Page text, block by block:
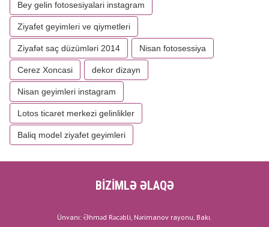
Bey gelin fotosesiyalari instagram
Ziyafet geyimleri ve qiymetleri
Ziyafət saç düzümləri 2014 Nisan fotosessiya
Cerez Xoncasi dekor dizayn
Nisan geyimleri instagram
Lotos ticaret merkezi gelinlikler
Baliq model ziyafet geyimleri
BİZİMLƏ ƏLAQƏ
Ünvanı: Əhməd Rəcəbli, Nərimanov rayonu, Bakı.